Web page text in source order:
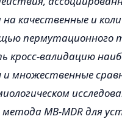
качественные и
пермутационного
кросс-валидацию
множественные
MB-MDR для